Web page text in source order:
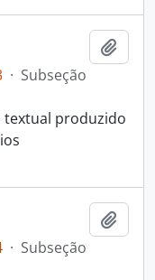
· Subseção
textual produzido
· Subseção